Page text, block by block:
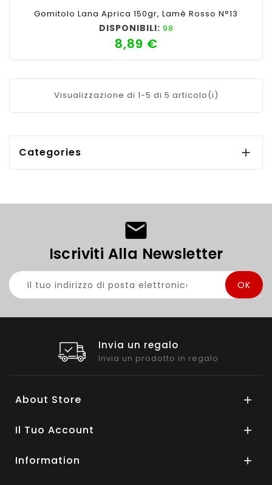
Gomitolo Lana Aprica 150gr, Lamè Rosso N°13
DISPONIBILI: 98
8,89 €Prezzo
Visualizzazione di 1-5 di 5 articolo(i)
Categories 
Iscriviti Alla Newsletter
Invia un regalo
Invia un prodotto in regalo
About Store 
Il Tuo Account 
Information 